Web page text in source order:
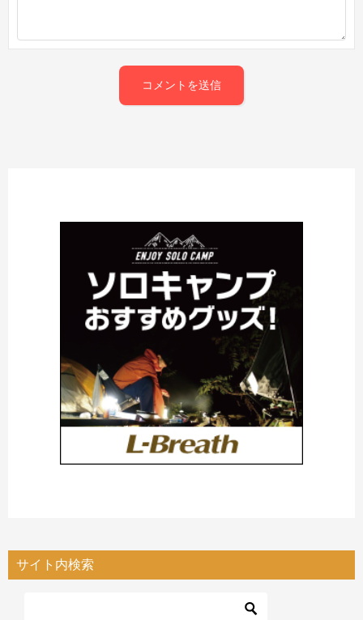
サイト内検索